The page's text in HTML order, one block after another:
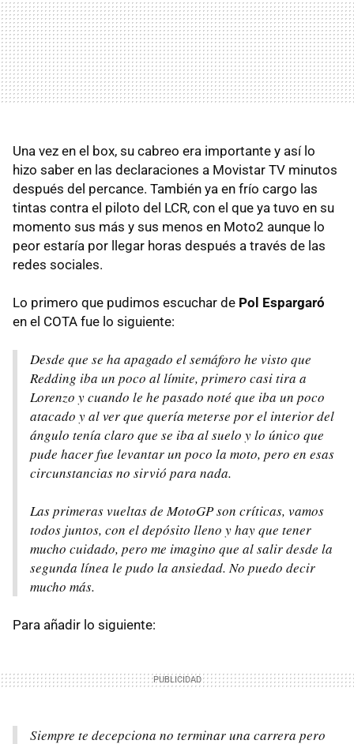
Una vez en el box, su cabreo era importante y así lo
hizo saber en las declaraciones a Movistar TV minutos
después del percance. También ya en frío cargo las
tintas contra el piloto del LCR, con el que ya tuvo en su
momento sus más y sus menos en Moto2 aunque lo
peor estaría por llegar horas después a través de las
redes sociales.
Lo primero que pudimos escuchar de Pol Espargaró
en el COTA fue lo siguiente:
Desde que se ha apagado el semáforo he visto que
Redding iba un poco al límite, primero casi tira a
Lorenzo y cuando le he pasado noté que iba un poco
atacado y al ver que quería meterse por el interior del
ángulo tenía claro que se iba al suelo y lo único que
pude hacer fue levantar un poco la moto, pero en esas
circunstancias no sirvió para nada.
Las primeras vueltas de MotoGP son críticas, vamos
todos juntos, con el depósito lleno y hay que tener
mucho cuidado, pero me imagino que al salir desde la
segunda línea le pudo la ansiedad. No puedo decir
mucho más.
Para añadir lo siguiente:
Siempre te decepciona no terminar una carrera pero